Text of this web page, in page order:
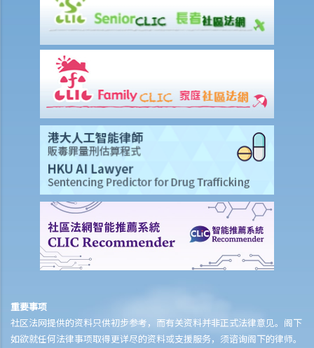
若然我对条例所给予的补偿感到不满，或者我认为雇主忽略了应有的安
全措施，我可否进一步提出申索？
受保人已失踪了数年，其保单受益人可否向保险公司索取死亡赔偿？
在处理索偿时，保险公司会否接受中医发出的医疗报告 / 医生纸？
如果我的保单已经失效，但我重新缴交保费以尝试令保单「复效」。我
可否在这段期间向保险公司索偿？
我为同一项目（如住院或家居意外）购买了数份保险。我可否从所有保
单索取全数保额，或只可索取实际开支或损失？人寿保险的死亡赔偿会
否有不同规定？
医疗保险
我为同一项目（如住院或家居意外）购买了数份保险。我可否从所有保
单索取全数保额，或只可索取实际开支或损失？
意外或个人伤亡保险
重要事项
社区法网提供的资料只供初步参考，而有关资料并非正式法律意见。阁下
如欲就任何法律事项取得更详尽的资料或支援服务，须谘询阁下的律师。